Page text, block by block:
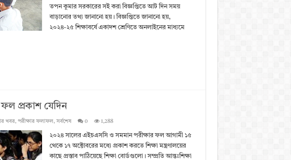
তপন কুমার সরকারের সই করা বিজ্ঞপ্তিতে আট দিন সময়
বাড়ানোর তথ্য জানানো হয়। বিজ্ঞপ্তিতে জানানো হয়,
২০২৪-২৫ শিক্ষাবর্ষে একাদশ শ্রেণিতে অনলাইনের মাধ্যমে
প্রকাশ যেদিন
খবর, পরীক্ষার ফলাফল, সর্বশেষ 0 1,288
২০২৪ সালের এইচএসসি ও সমমান পরীক্ষার ফল আগামী ১৫
থেকে ১৭ অক্টোবরের মধ্যে প্রকাশ করতে শিক্ষা মন্ত্রণালয়ের
কাছে প্রস্তাব পাঠিয়েছে শিক্ষা বোর্ডগুলো। সম্প্রতি আন্তঃশিক্ষা